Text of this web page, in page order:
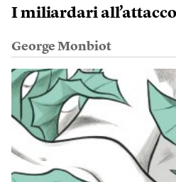
I miliardari
George Monbiot